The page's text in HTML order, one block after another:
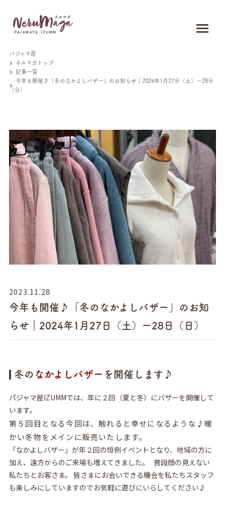
パジャマ屋
ネルマガトップ
記事一覧
今年も開催♪「冬のなかよしバザー」のお知らせ｜2024年1月27日（土）ー28日
（日）
2023.11.28
今年も開催♪「冬のなかよしバザー」のお知
らせ｜2024年1月27日（土）ー28日（日）
冬の なかよしバザー を開催します♪
パジャマ屋IZUMMでは、年に２回（夏と冬）にバザーを開催して
います。
第５回目となる今回は、触れると幸せになるような♪暖
かい冬物をメインに販売いたします。
「なかよしバザー」が年２回の恒例イベントとなり、地域の方に
加え、遠方からのご来場も増えてきました。 普段顔の見えない
私たちとお客さま。 皆さまにお会いできる機会を私たちスタッフ
も楽しみにしていますのでお気軽に遊びにいらしてください♪